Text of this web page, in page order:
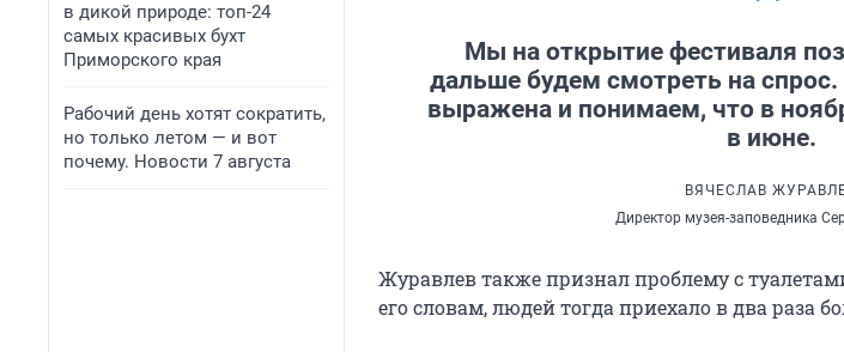
в дикой природе: топ-24
самых красивых бухт
Приморского края
Рабочий день хотят сократить,
но только летом — и вот
почему. Новости 7 августа
Мы на открытие фестиваля
дальше будем смотреть на спрос.
выражена и понимаем, что в
в июне.
ВЯЧЕСЛАВ
Директор музея-заповедника
Журавлев также признал проблему с
его словам, людей тогда приехало в два раза